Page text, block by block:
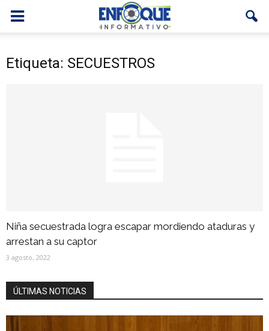
Etiqueta: SECUESTROS
Niña secuestrada logra escapar mordiendo ataduras y
arrestan a su captor
3 agosto, 2022
ÚLTIMAS NOTICIAS